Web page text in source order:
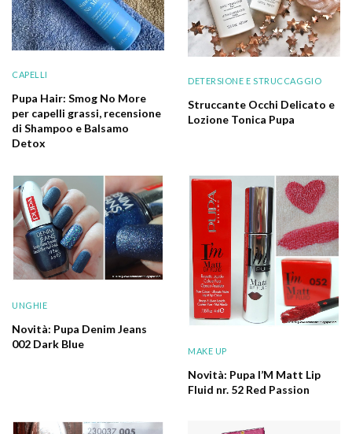
CAPELLI
Pupa Hair: Smog No More
per capelli grassi, recensione
di Shampoo e Balsamo
Detox
DETERSIONE E STRUCCAGGIO
Struccante Occhi Delicato e
Lozione Tonica Pupa
UNGHIE
Novità: Pupa Denim Jeans
002 Dark Blue
MAKE UP
Novità: Pupa I’M Matt Lip
Fluid nr. 52 Red Passion